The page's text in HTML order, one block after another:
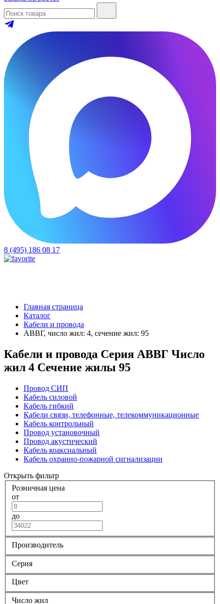
8 (495) 186 08 17
Главная страница
Каталог
Кабели и провода
АВВГ, число жил: 4, сечение жил: 95
Кабели и провода Серия АВВГ Число
жил 4 Сечение жилы 95
Провод СИП
Кабель силовой
Кабель гибкий
Кабели связи, телефонные, телекоммуникационные
Кабель контрольный
Провод установочный
Провод акустический
Кабель коаксиальный
Кабель охранно-пожарной сигнализации
Открыть фильтр
Розничная цена
от
до
Производитель
Серия
Цвет
Число жил